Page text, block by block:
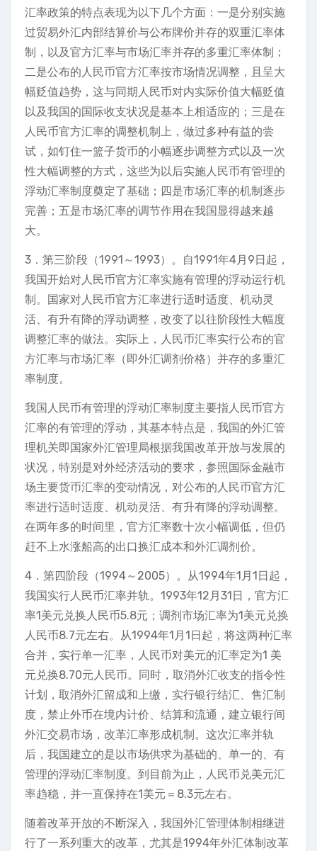
汇率政策的特点表现为以下几个方面：一是分别实施
过贸易外汇内部结算价与公布牌价并存的双重汇率体
制，以及官方汇率与市场汇率并存的多重汇率体制；
二是公布的人民币官方汇率按市场情况调整，且呈大
幅贬值趋势，这与同期人民币对内实际价值大幅贬值
以及我国的国际收支状况是基本上相适应的；三是在
人民币官方汇率的调整机制上，做过多种有益的尝
试，如钉住一篮子货币的小幅逐步调整方式以及一次
性大幅调整的方式，这些为以后实施人民币有管理的
浮动汇率制度奠定了基础；四是市场汇率的机制逐步
完善；五是市场汇率的调节作用在我国显得越来越
大。
3．第三阶段（1991～1993）。自1991年4月9日起，
我国开始对人民币官方汇率实施有管理的浮动运行机
制。国家对人民币官方汇率进行适时适度、机动灵
活、有升有降的浮动调整，改变了以往阶段性大幅度
调整汇率的做法。实际上，人民币汇率实行公布的官
方汇率与市场汇率（即外汇调剂价格）并存的多重汇
率制度。
我国人民币有管理的浮动汇率制度主要指人民币官方
汇率的有管理的浮动，其基本特点是，我国的外汇管
理机关即国家外汇管理局根据我国改革开放与发展的
状况，特别是对外经济活动的要求，参照国际金融市
场主要货币汇率的变动情况，对公布的人民币官方汇
率进行适时适度、机动灵活、有升有降的浮动调整。
在两年多的时间里，官方汇率数十次小幅调低，但仍
赶不上水涨船高的出口换汇成本和外汇调剂价。
4．第四阶段（1994～2005）。从1994年1月1日起，
我国实行人民币汇率并轨。1993年12月31日，官方汇
率1美元兑换人民币5.8元；调剂市场汇率为1美元兑换
人民币8.7元左右。从1994年1月1日起，将这两种汇率
合并，实行单一汇率，人民币对美元的汇率定为1 美
元兑换8.70元人民币。同时，取消外汇收支的指令性
计划，取消外汇留成和上缴，实行银行结汇、售汇制
度，禁止外币在境内计价、结算和流通，建立银行间
外汇交易市场，改革汇率形成机制。这次汇率并轨
后，我国建立的是以市场供求为基础的、单一的、有
管理的浮动汇率制度。到目前为止，人民币兑美元汇
率趋稳，并一直保持在1美元＝8.3元左右。
随着改革开放的不断深入，我国外汇管理体制相继进
行了一系列重大的改革，尤其是1994年外汇体制改革